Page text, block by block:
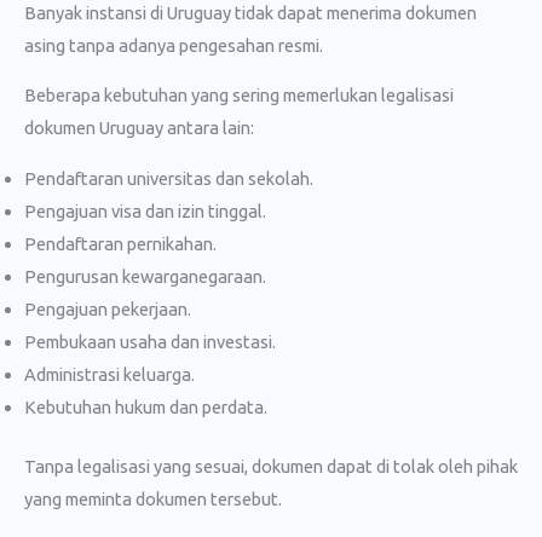
Banyak instansi di Uruguay tidak dapat menerima dokumen
asing tanpa adanya pengesahan resmi.
Beberapa kebutuhan yang sering memerlukan legalisasi
dokumen Uruguay antara lain:
Pendaftaran universitas dan sekolah.
Pengajuan visa dan izin tinggal.
Pendaftaran pernikahan.
Pengurusan kewarganegaraan.
Pengajuan pekerjaan.
Pembukaan usaha dan investasi.
Administrasi keluarga.
Kebutuhan hukum dan perdata.
Tanpa legalisasi yang sesuai, dokumen dapat di tolak oleh pihak
yang meminta dokumen tersebut.